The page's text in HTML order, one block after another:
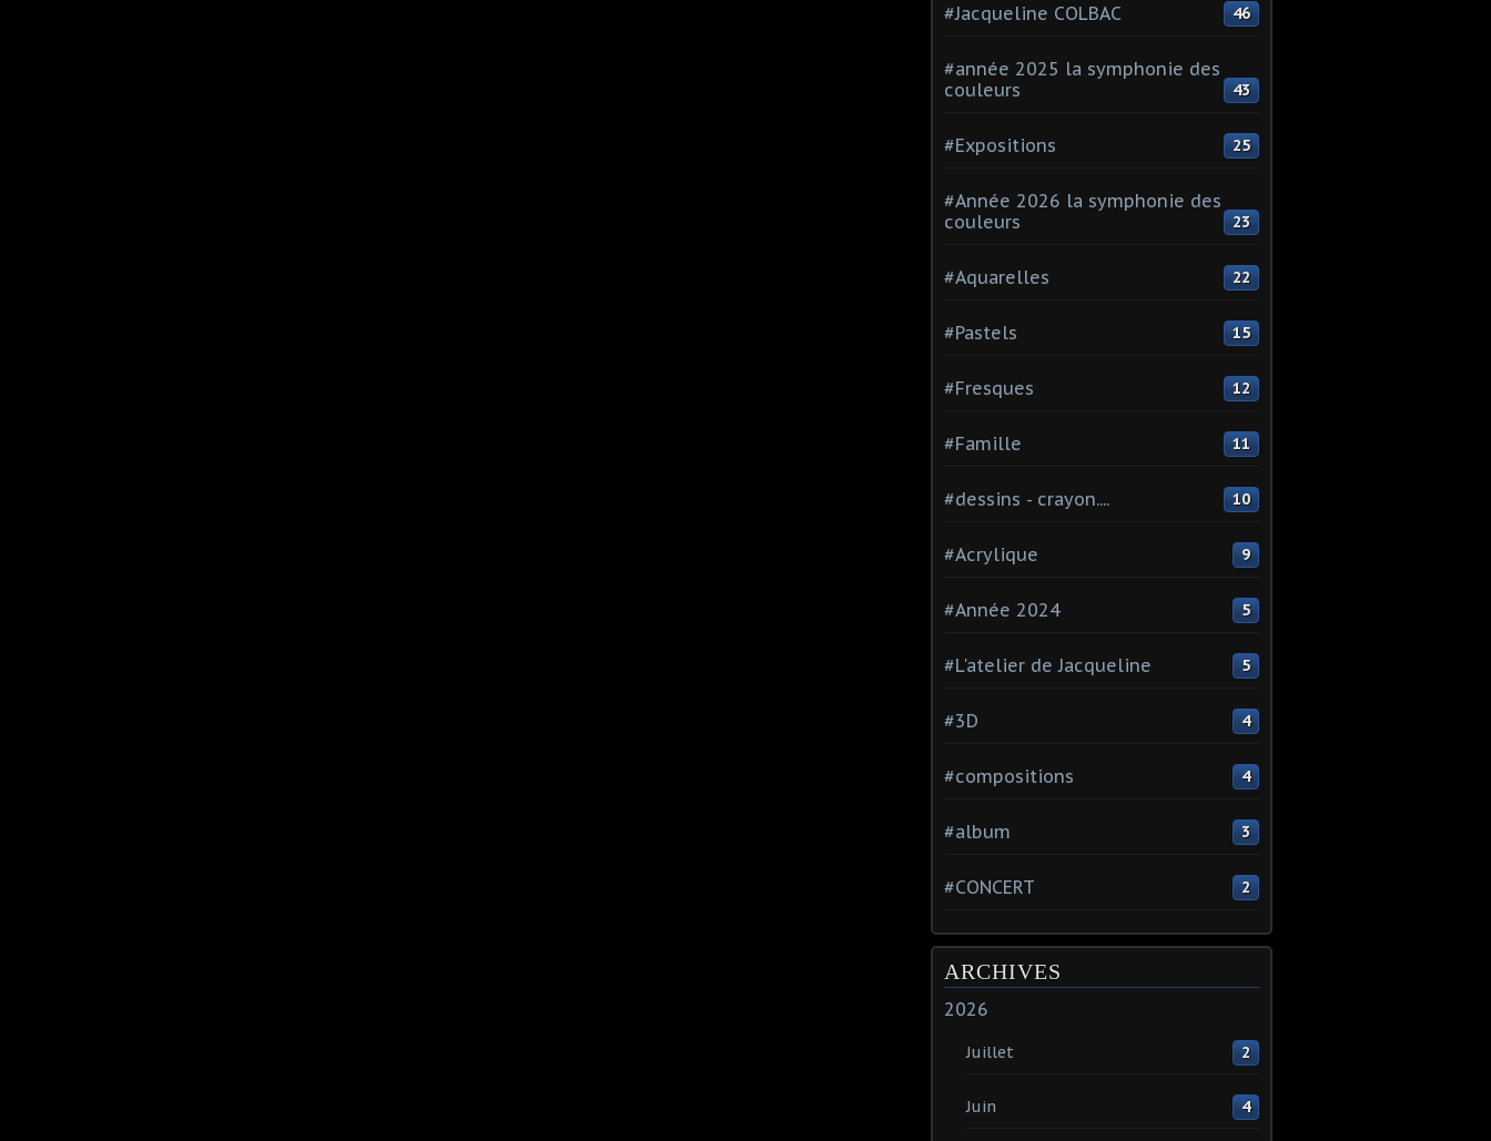
#Jacqueline COLBAC 46
#année 2025 la symphonie des
couleurs
43
#Expositions 25
#Année 2026 la symphonie des
couleurs
23
#Aquarelles 22
#Pastels 15
#Fresques 12
#Famille 11
#dessins - crayon.... 10
#Acrylique 9
#Année 2024 5
#L'atelier de Jacqueline 5
#3D 4
#compositions 4
#album 3
#CONCERT 2
ARCHIVES
2026
Juillet 2
Juin 4